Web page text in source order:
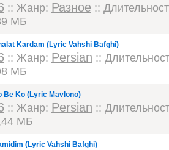
:: Жанр: Разное ::
МБ
Kardam (Lyric Vahshi Bafghi)
:: Жанр: Persian ::
МБ
Be Ko (Lyric Mavlono)
:: Жанр: Persian ::
МБ
(Lyric Vahshi Bafghi)